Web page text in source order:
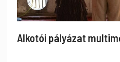
Alkotói pályázat